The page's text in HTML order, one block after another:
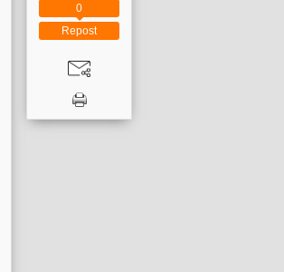
Repost
0